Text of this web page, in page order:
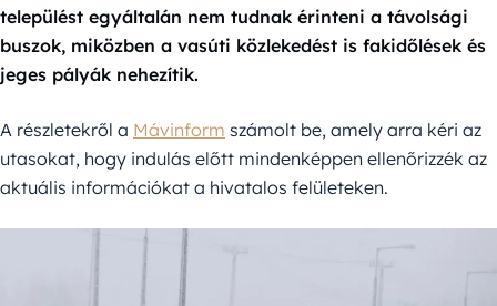
települést egyáltalán nem tudnak érinteni a távolsági
buszok, miközben a vasúti közlekedést is fakidőlések és
jeges pályák nehezítik.
A részletekről a Mávinform számolt be, amely arra kéri az
utasokat, hogy indulás előtt mindenképpen ellenőrizzék az
aktuális információkat a hivatalos felületeken.